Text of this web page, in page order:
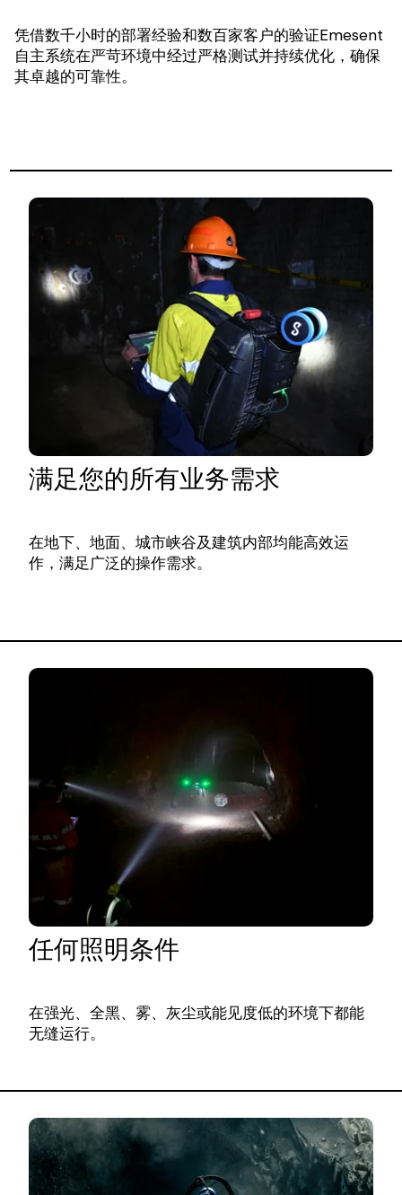
凭借数千小时的部署经验和数百家客户的验证Emesent
自主系统在严苛环境中经过严格测试并持续优化，确保
其卓越的可靠性。
满足您的所有业务需求
在地下、地面、城市峡谷及建筑内部均能高效运
作，满足广泛的操作需求。
任何照明条件
在强光、全黑、雾、灰尘或能见度低的环境下都能
无缝运行。